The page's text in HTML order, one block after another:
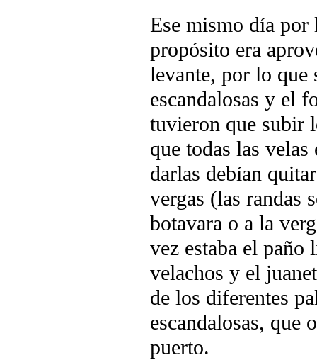
Ese mismo día por
propósito era
levante, por lo que
escandalosas y el
tuvieron que subir
que todas las
darlas debían
vergas (las randas
botavara o a la
vez estaba el
velachos y el
de los diferentes
escandalosas, que
puerto.